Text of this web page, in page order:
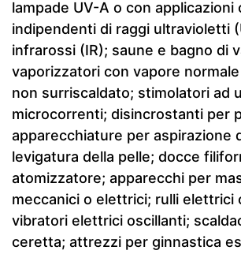
lampade UV-A o con applicazioni
indipendenti di raggi ultravioletti
infrarossi (IR); saune e bagno di
vaporizzatori con vapore
non surriscaldato; stimolatori ad
microcorrenti; disincrostanti per
apparecchiature per aspirazione
levigatura della pelle; docce
atomizzatore; apparecchi per
meccanici o elettrici; rulli elettrici
vibratori elettrici oscillanti;
ceretta; attrezzi per ginnastica